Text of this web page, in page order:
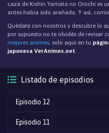
caza de Kishin.Yamata no Orochi es
antes había sido arañado. Y así,
Quédate con nosotros y descubre lo
por supuesto no te olvidés de revisar
mejores animes, solo aqui en tu
japonesa VerAnimes.net.
Listado de episodios
Episodio 12
Episodio 11